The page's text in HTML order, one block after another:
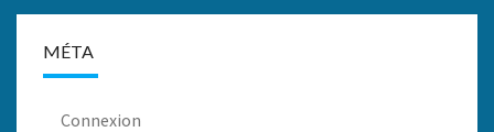
MÉTA
Connexion